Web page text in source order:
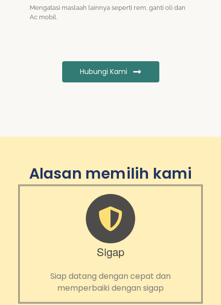
Mengatasi maslaah lainnya seperti rem, ganti oli dan
Ac mobil.
Hubungi Kami
Alasan memilih kami
Sigap
Siap datang dengan cepat dan
memperbaiki dengan sigap